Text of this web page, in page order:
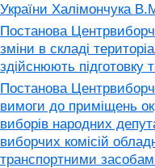
України Халімончука
Постанова
зміни в складі
здійснюють підготовку
Постанова
вимоги до приміщень
виборів народних
виборчих комісій
транспортними